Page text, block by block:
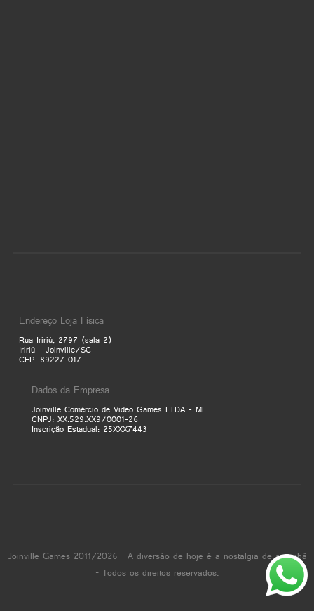
Endereço Loja Física
Rua Iririú, 2797 (sala 2)
Iririú - Joinville/SC
CEP: 89227-017
Dados da Empresa
Joinville Comércio de Video Games LTDA - ME
CNPJ: XX.529.XX9/0001-26
Inscrição Estadual: 25XXX7443
Joinville Games 2011/2026 - A diversão de hoje é a nostalgia de amanhã
- Todos os direitos reservados.